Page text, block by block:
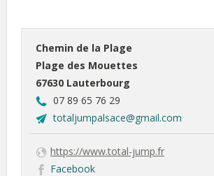
Chemin de la Plage
Plage des Mouettes
67630 Lauterbourg
07 89 65 76 29
totaljumpalsace@gmail.com
https://www.total-jump.fr
Facebook